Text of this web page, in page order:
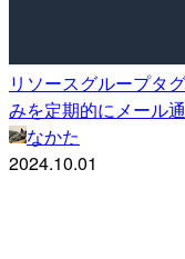
リソースグループタ
みを定期的にメール
なかた
2024.10.01